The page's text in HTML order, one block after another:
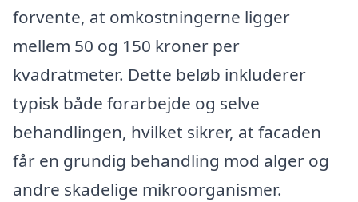
forvente, at omkostningerne ligger
mellem 50 og 150 kroner per
kvadratmeter. Dette beløb inkluderer
typisk både forarbejde og selve
behandlingen, hvilket sikrer, at facaden
får en grundig behandling mod alger og
andre skadelige mikroorganismer.